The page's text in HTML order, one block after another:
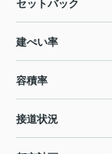
セットバック
建ぺい率
容積率
接道状況